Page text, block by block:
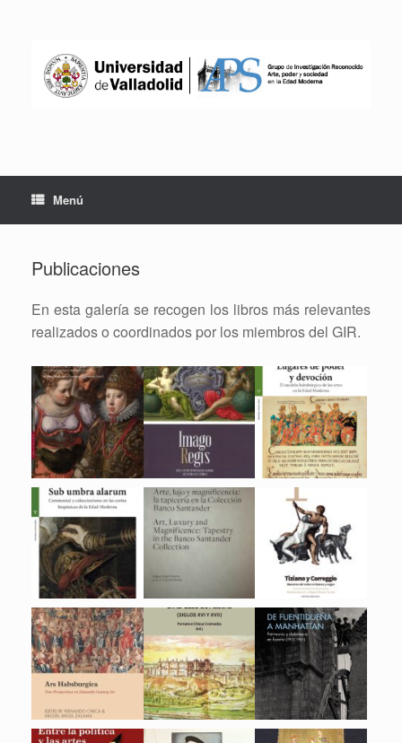
Menú
Publicaciones
En esta galería se recogen los libros más relevantes
realizados o coordinados por los miembros del GIR.